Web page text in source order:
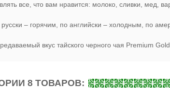
все, что вам нравится: молоко, сливки, мед,
– горячим, по английски – холодным, по
вкус тайского черного чая Premium Gold.
8 ТОВАРОВ: